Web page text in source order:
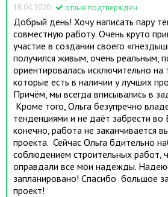
18.04.2020 отзыв подтвержден
Добрый день! Хочу написать пару
совместную работу. Очень круто
участие в создании своего
получился живым, очень реальным,
ориентировалась исключительно на
которые есть в наличии у лучших
Причём, мы всегда вписывались в
Кроме того, Ольга безупречно
тенденциями и не даёт забрести
конечно, работа не заканчивается
проекта. Сейчас Ольга бдительно
соблюдением строительных работ,
оправдали все мои надежды.
запланировано! Спасибо большое
проект!